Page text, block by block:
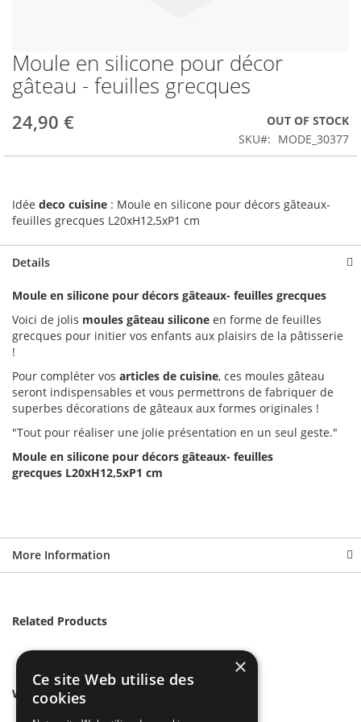
Skip
to
the
of
images
Moule en silicone pour décor
gâteau - feuilles grecques
24,90 €
OUT OF STOCK
SKU
MODE_30377
Idée deco cuisine : Moule en silicone pour décors gâteaux-
feuilles grecques L20xH12,5xP1 cm
Details
Moule en silicone pour décors gâteaux- feuilles grecques
Voici de jolis moules gâteau silicone en forme de feuilles
grecques pour initier vos enfants aux plaisirs de la pâtisserie
!
Pour compléter vos articles de cuisine, ces moules gâteau
seront indispensables et vous permettrons de fabriquer de
superbes décorations de gâteaux aux formes originales !
"Tout pour réaliser une jolie présentation en un seul geste."
Moule en silicone pour décors gâteaux- feuilles
grecques L20xH12,5xP1 cm
More Information
Related Products
We found other products you might like!
×
Ce site Web utilise des
cookies